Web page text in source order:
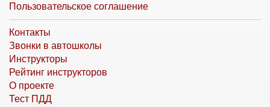
Пользовательское соглашение
Контакты
Звонки в автошколы
Инструкторы
Рейтинг инструкторов
О проекте
Тест ПДД